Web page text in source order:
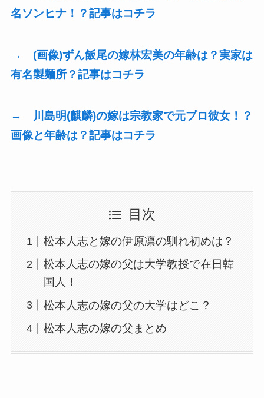
名ソンヒナ！？記事はコチラ
→ (画像)ずん飯尾の嫁林宏美の年齢は？実家は
有名製麺所？記事はコチラ
→ 川島明(麒麟)の嫁は宗教家で元プロ彼女！？
画像と年齢は？記事はコチラ
目次
松本人志と嫁の伊原凛の馴れ初めは？
松本人志の嫁の父は大学教授で在日韓
国人！
松本人志の嫁の父の大学はどこ？
松本人志の嫁の父まとめ